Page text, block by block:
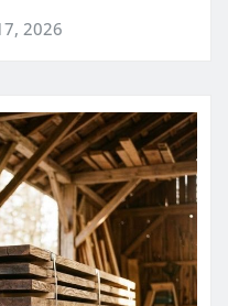
2026